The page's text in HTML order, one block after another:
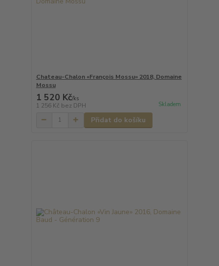
Chateau-Chalon «François Mossu» 2018, Domaine
Mossu
1 520 Kč/ks
1 256 Kč bez DPH Skladem
Přidat do košíku